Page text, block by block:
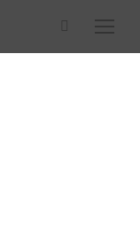
Buscar: